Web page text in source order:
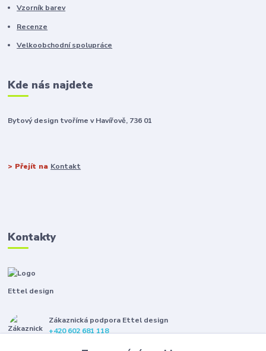
Vzorník barev
Recenze
Velkoobchodní spolupráce
Kde nás najdete
Bytový design tvoříme v Havířově, 736 01
> Přejít na Kontakt
Kontakty
Ettel design
Zákaznická podpora Ettel design
+420 602 681 118